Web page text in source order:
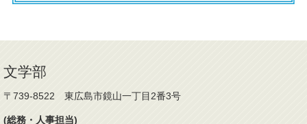
文学部
〒739-8522 東広島市鏡山一丁目2番3号
(総務・人事担当)